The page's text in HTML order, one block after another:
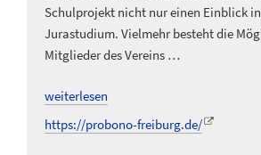
Schulprojekt nicht nur einen Einblick
Jurastudium. Vielmehr besteht die
Mitglieder des Vereins …
weiterlesen
https://probono-freiburg.de/